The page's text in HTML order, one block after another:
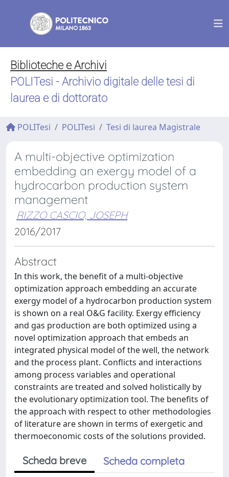
Biblioteche e Archivi
POLITesi - Archivio digitale delle tesi di
laurea e di dottorato
POLITesi POLITesi Tesi di laurea Magistrale
A multi-objective optimization
embedding an exergy model of a
hydrocarbon production system
management
RIZZO CASCIO, JOSEPH
2016/2017
Abstract
In this work, the benefit of a multi-objective
optimization approach embedding an accurate
exergy model of a hydrocarbon production system
is shown on a real O&G facility. Exergy efficiency
and gas production are both optimized using a
novel optimization approach that embeds an
integrated physical model of the well, the network
and the process plant. Conflicts and interactions
among process variables and operational
constraints are treated and solved holistically by
the evolutionary optimization tool. The benefits of
the approach with respect to other methodologies
of literature are shown in terms of exergetic and
thermoeconomic costs of the solutions provided.
Scheda breve Scheda completa